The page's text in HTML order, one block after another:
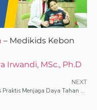
– Medikids Kebon
Irwandi, MSc., Ph.D
NEXT
5 Tips Praktis Menjaga Daya Tahan Tubuh Selama Puasa